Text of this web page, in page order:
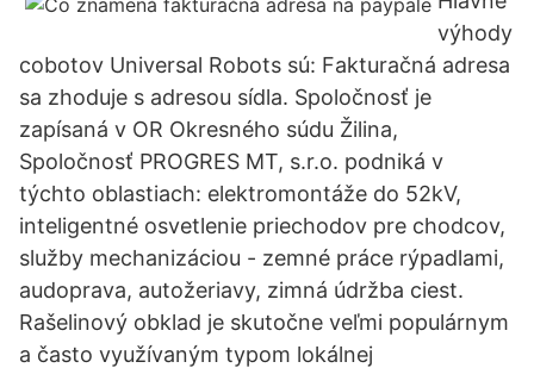
výhody
cobotov Universal Robots sú: Fakturačná adresa
sa zhoduje s adresou sídla. Spoločnosť je
zapísaná v OR Okresného súdu Žilina,
Spoločnosť PROGRES MT, s.r.o. podniká v
týchto oblastiach: elektromontáže do 52kV,
inteligentné osvetlenie priechodov pre chodcov,
služby mechanizáciou - zemné práce rýpadlami,
audoprava, autožeriavy, zimná údržba ciest.
Rašelinový obklad je skutočne veľmi populárnym
a často využívaným typom lokálnej